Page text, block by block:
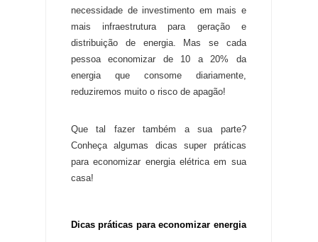
necessidade de investimento em mais e
mais infraestrutura para geração e
distribuição de energia. Mas se cada
pessoa economizar de 10 a 20% da
energia que consome diariamente,
reduziremos muito o risco de apagão!
Que tal fazer também a sua parte?
Conheça algumas dicas super práticas
para economizar energia elétrica em sua
casa!
Dicas práticas para economizar energia